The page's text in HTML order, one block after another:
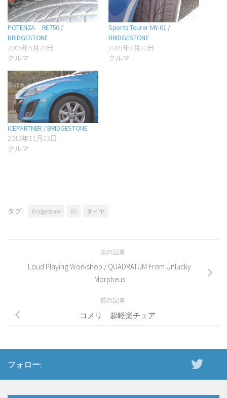
POTENZA RE750 /
BRIDGESTONE
2006年5月20日
クルマ
Sports Tourer MY-01 /
BRIDGESTONE
2009年8月22日
クルマ
ICEPARTNER / BRIDGESTONE
2012年11月23日
クルマ
タグ: Bridgestone BS タイヤ
次の記事
Loud Playing Workshop / QUADRATUM From Unlucky
Morpheus
前の記事
コメリ 超軽楽チェア
フォロー: